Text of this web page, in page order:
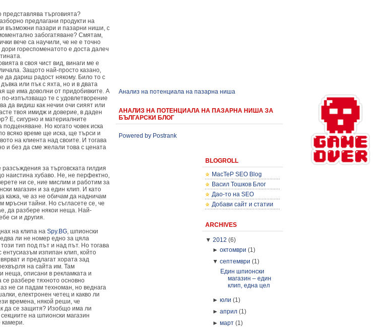
представлява търговията?
предлагани продукти на
възможни пазари и пазарни ниши, с
забогатяване? Смятам,
вече са научили, че не е точно
дори гореспоменатото е доста далеч
в своя чист вид, винаги ме е
Защото най-просто казано,
да дариш радост някому. Било то с
или пък с яхта, но и в двата
ще има доволни от придобивките. А
по-изпълзващо те с удовлетворение
да видиш как нечии очи сияят или
твоя имидж и доверие, в даден
Е, сигурно и материалните
подценяване. Но когато човек иска
всяко време ще иска, ще търси и
на клиента над своите. И тогава
и без да сме желали това с цената
за търговската гилдия
наистина хубаво. Не, не перфектно,
ни се, ние мислим и работим за
магазин и за един клип. И като
кажа, че аз не обичам да надничам
мръсни тайни. Но съгласете се, че
да разбере някои неща. Най-
си и другия.
на клипа на Spy.BG, шпионски
ли не номер едно за цяла
тип под път и над път. Но тогава
ентусиазъм изпипан клип, който
и предлагат хората зад
на сайта им. Там
неща, описани в рекламката и
разбере тяхното основно
не си падам техноман, но веднага
електронен четец и какво ли
времена, някой реши, че
да се защитя? Изобщо има ли
на шпионски магазин
камери.
Анализ на потенциала на пазарна ниша
АНАЛИЗ НА ПОТЕНЦИАЛА НА ПАЗАРНА НИША ЗА
БЪЛГАРСКИ БЛОГ
Powered by Postrank
BLOGROLL
MacTeP SEO Blog
Васил Тошков Блог
Дао-то на SEO
Добави сайт и статии
ARCHIVES
▼ 2012 (6)
►октомври (1)
▼септември (1)
Един шпионски
магазин – един
клип, една цел
►юли (1)
►април (1)
►март (1)